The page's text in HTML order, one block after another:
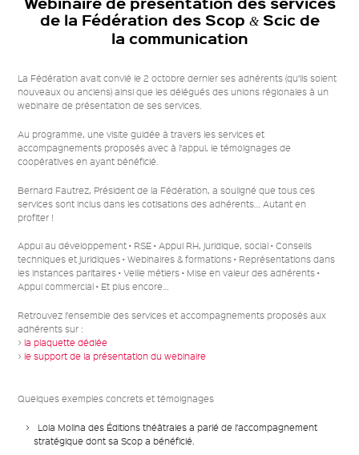
mail
de la Fédération des Scop &Scic de
la communication
La Fédération avait convié le 2 octobre dernier ses adhérents (qu’ils soient
nouveaux ou anciens) ainsi que les délégués des unions régionales à un
webinaire de présentation de ses services.
Au programme, une visite guidée à travers les services et
accompagnements proposés avec à l’appui, le témoignages de
coopératives en ayant bénéficié.
Bernard Fautrez, Président de la Fédération, a souligné que tous ces
services sont inclus dans les cotisations des adhérents… Autant en
profiter !
Appui au développement • RSE • Appui RH, juridique, social • Conseils
techniques et juridiques • Webinaires& formations • Représentations dans
les instances paritaires • Veille métiers • Mise en valeur des adhérents •
Appui commercial • Et plus encore…
Retrouvez l’ensemble des services et accompagnements proposés aux
adhérents sur :
>la plaquette dédiée
>le support de la présentation du webinaire
Quelques exemples concrets et témoignages
Lola Molinades Éditions théâtrales a parlé de l’accompagnement
stratégique dont sa Scop a bénéficié.